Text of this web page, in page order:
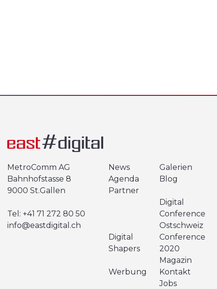
MetroComm AG
Bahnhofstasse 8
9000 St.Gallen
Tel: +41 71 272 80 50
info@eastdigital.ch
News
Galerien
Agenda
Blog
Partner
Digital
Conference
Ostschweiz
Digital
Shapers
Conference
2020
Werbung
Magazin
Kontakt
Jobs